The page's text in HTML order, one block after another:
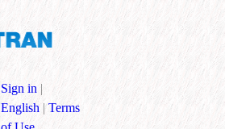
Sign in |
English | Terms